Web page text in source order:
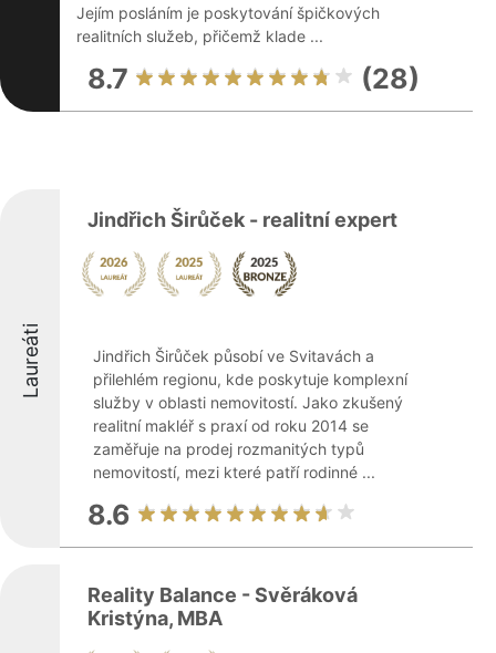
Jejím posláním je poskytování špičkových
realitních služeb, přičemž klade ...
8.7 (28)
Laureáti
Jindřich Širůček - realitní expert
Jindřich Širůček působí ve Svitavách a
přilehlém regionu, kde poskytuje komplexní
služby v oblasti nemovitostí. Jako zkušený
realitní makléř s praxí od roku 2014 se
zaměřuje na prodej rozmanitých typů
nemovitostí, mezi které patří rodinné ...
8.6
Reality Balance - Svěráková
Kristýna, MBA